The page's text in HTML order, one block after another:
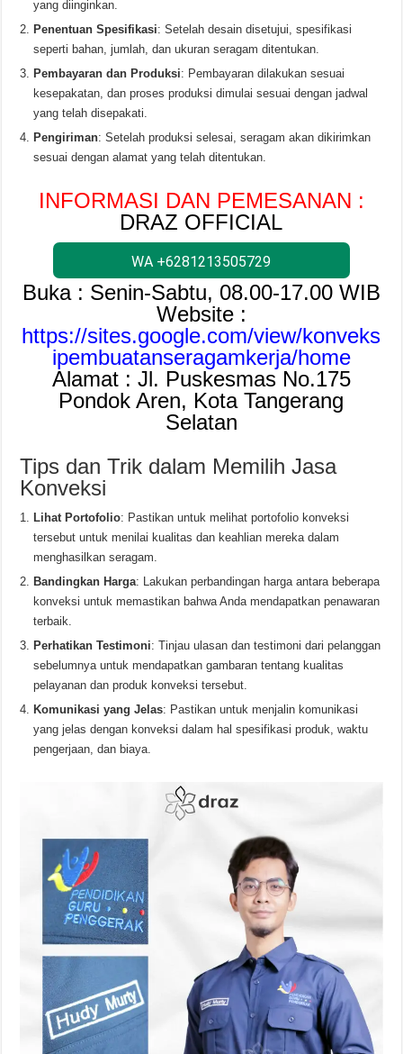
yang diinginkan.
Penentuan Spesifikasi: Setelah desain disetujui, spesifikasi
seperti bahan, jumlah, dan ukuran seragam ditentukan.
Pembayaran dan Produksi: Pembayaran dilakukan sesuai
kesepakatan, dan proses produksi dimulai sesuai dengan jadwal
yang telah disepakati.
Pengiriman: Setelah produksi selesai, seragam akan dikirimkan
sesuai dengan alamat yang telah ditentukan.
INFORMASI DAN PEMESANAN :
DRAZ OFFICIAL
WA +6281213505729
Buka : Senin-Sabtu, 08.00-17.00 WIB
Website :
https://sites.google.com/view/konveks
ipembuatanseragamkerja/home
Alamat : Jl. Puskesmas No.175
Pondok Aren, Kota Tangerang
Selatan
Tips dan Trik dalam Memilih Jasa
Konveksi
Lihat Portofolio: Pastikan untuk melihat portofolio konveksi
tersebut untuk menilai kualitas dan keahlian mereka dalam
menghasilkan seragam.
Bandingkan Harga: Lakukan perbandingan harga antara beberapa
konveksi untuk memastikan bahwa Anda mendapatkan penawaran
terbaik.
Perhatikan Testimoni: Tinjau ulasan dan testimoni dari pelanggan
sebelumnya untuk mendapatkan gambaran tentang kualitas
pelayanan dan produk konveksi tersebut.
Komunikasi yang Jelas: Pastikan untuk menjalin komunikasi
yang jelas dengan konveksi dalam hal spesifikasi produk, waktu
pengerjaan, dan biaya.